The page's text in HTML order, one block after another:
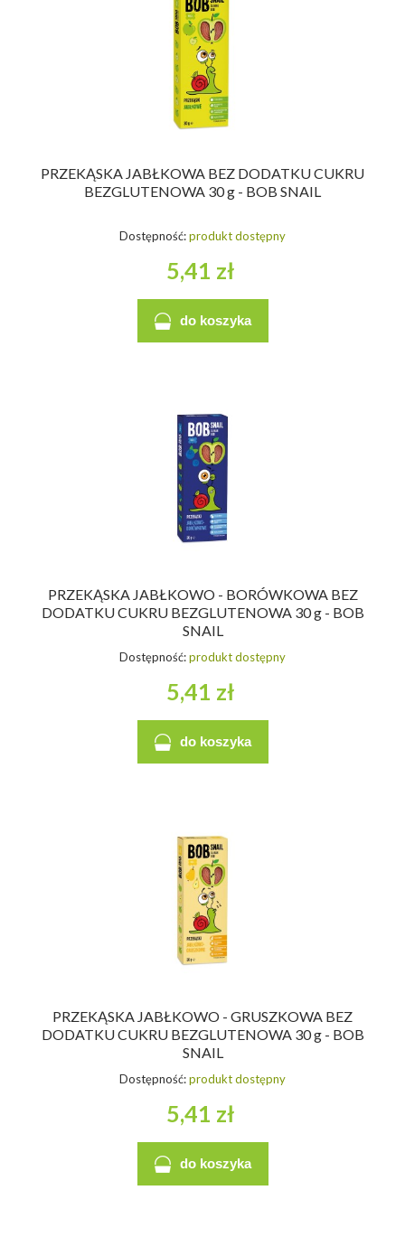
PRZEKĄSKA JABŁKOWA BEZ DODATKU CUKRU
BEZGLUTENOWA 30 g - BOB SNAIL
Dostępność:produkt dostępny
5,41 zł
do koszyka
PRZEKĄSKA JABŁKOWO - BORÓWKOWA BEZ
DODATKU CUKRU BEZGLUTENOWA 30 g - BOB
SNAIL
Dostępność:produkt dostępny
5,41 zł
do koszyka
PRZEKĄSKA JABŁKOWO - GRUSZKOWA BEZ
DODATKU CUKRU BEZGLUTENOWA 30 g - BOB
SNAIL
Dostępność:produkt dostępny
5,41 zł
do koszyka